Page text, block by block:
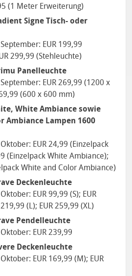
(1 Meter Erweiterung)
Signe Tisch- oder
EUR 199,99
299,99 (Stehleuchte)
Panelleuchte
EUR 269,99 (1200 x
(600 x 600 mm)
White Ambiance sowie
Ambiance Lampen 1600
EUR 24,99 (Einzelpack
(Einzelpack White Ambiance);
White and Color Ambiance)
Deckenleuchte
EUR 99,99 (S); EUR
(L); EUR 259,99 (XL)
Pendelleuchte
EUR 239,99
Deckenleuchte
EUR 169,99 (M); EUR